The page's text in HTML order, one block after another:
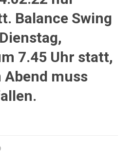
Balance Swing
7.45 Uhr statt,
Abend muss